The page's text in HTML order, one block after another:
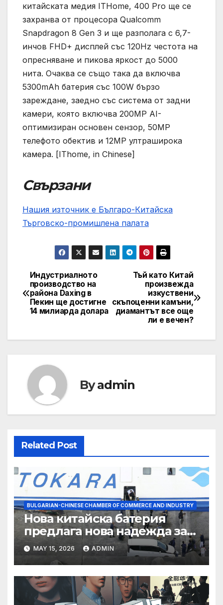
китайската медия ITHome, 400 Pro ще се
захранва от процесора Qualcomm
Snapdragon 8 Gen 3 и ще разполага с 6,7-
инчов FHD+ дисплей със 120Hz честота на
опресняване и пикова яркост до 5000
нита. Очаква се също така да включва
5300mAh батерия със 100W бързо
зареждане, заедно със система от задни
камери, която включва 200MP AI-
оптимизиран основен сензор, 50MP
телефото обектив и 12MP ултраширока
камера. [IThome, in Chinese]
Свързани
Нашия източник е Българо-Китайска
Търговско-промишлена палaта
Post
navigation
Тъй като Китай
произвежда
изкуствени
скъпоценни камъни,
диамантът все още
ли е вечен?
Индустриалното
производство на
района Daxing в
Пекин ще достигне
14 милиарда долара
Byadmin
Related Post
BULGARIAN-CHINESE CHAMBER OF COMMERCE AND INDUSTRY
Нова китайска батерия
предлага нова надежда за
съхранение на водород
MAY 15, 2026 ADMIN